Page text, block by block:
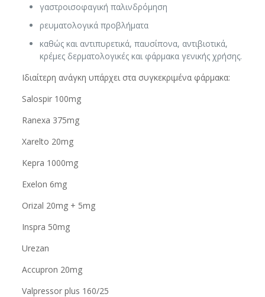
γαστροισοφαγική παλινδρόμηση
ρευματολογικά προβλήματα
καθώς και αντιπυρετικά, παυσίπονα, αντιβιοτικά,
κρέμες δερματολογικές και φάρμακα γενικής χρήσης.
Ιδιαίτερη ανάγκη υπάρχει στα συγκεκριμένα φάρμακα:
Salospir 100mg
Ranexa 375mg
Xarelto 20mg
Kepra 1000mg
Exelon 6mg
Orizal 20mg + 5mg
Inspra 50mg
Urezan
Accupron 20mg
Valpressor plus 160/25